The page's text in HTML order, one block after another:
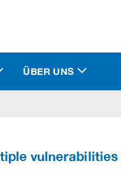
ÜBER UNS
vulnerabilities